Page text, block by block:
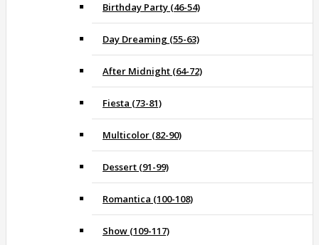
Birthday Party (46-54)
Day Dreaming (55-63)
After Midnight (64-72)
Fiesta (73-81)
Multicolor (82-90)
Dessert (91-99)
Romantica (100-108)
Show (109-117)